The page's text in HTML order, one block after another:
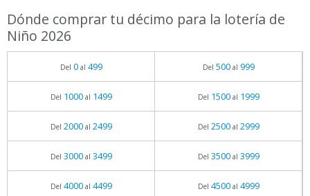
Dónde comprar tu décimo para la lotería de
Niño 2026
Del 0al 499 Del 500al 999
Del 1000al 1499 Del 1500al 1999
Del 2000al 2499 Del 2500al 2999
Del 3000al 3499 Del 3500al 3999
Del 4000al 4499 Del 4500al 4999